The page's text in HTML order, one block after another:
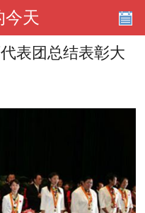
今天
表团总结表彰大